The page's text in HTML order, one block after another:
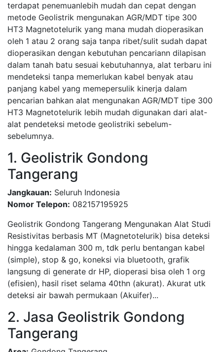
terdapat penemuanlebih mudah dan cepat dengan
metode Geolistrik mengunakan AGR/MDT tipe 300
HT3 Magnetotelurik yang mana mudah dioperasikan
oleh 1 atau 2 orang saja tanpa ribet/sulit sudah dapat
dioperasikan dengan kebutuhan pencariann dilapisan
dalam tanah batu sesuai kebutuhannya, alat terbaru ini
mendeteksi tanpa memerlukan kabel benyak atau
panjang kabel yang memepersulik kinerja dalam
pencarian bahkan alat mengunakan AGR/MDT tipe 300
HT3 Magnetotelurik lebih mudah digunakan dari alat-
alat pendeteksi metode geolistriki sebelum-
sebelumnya.
1. Geolistrik Gondong
Tangerang
Jangkauan: Seluruh Indonesia
Nomor Telepon: 082157195925
Geolistrik Gondong Tangerang Mengunakan Alat Studi
Resistivitas berbasis MT (Magnetotelurik) bisa deteksi
hingga kedalaman 300 m, tdk perlu bentangan kabel
(simple), stop & go, koneksi via bluetooth, grafik
langsung di generate dr HP, dioperasi bisa oleh 1 org
(efisien), hasil riset selama 40thn (akurat). Akurat utk
deteksi air bawah permukaan (Akuifer)...
2. Jasa Geolistrik Gondong
Tangerang